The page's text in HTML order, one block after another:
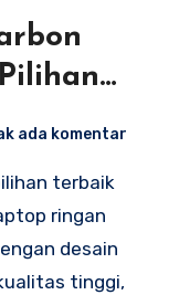
ada komentar
terbaik
ringan
desain
tinggi,